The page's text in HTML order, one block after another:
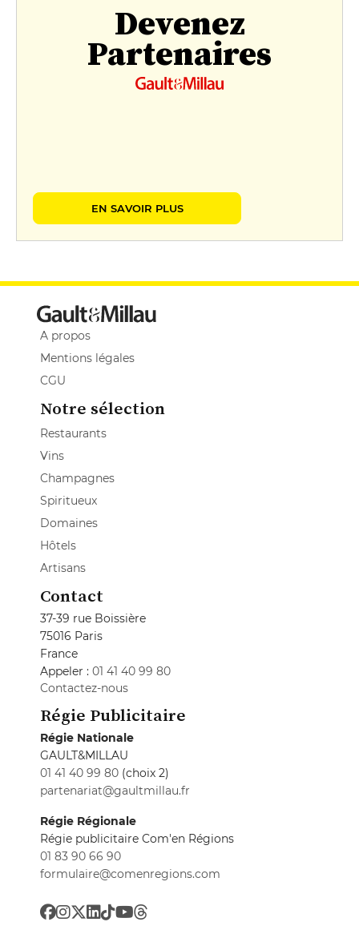
Devenez
Partenaires
EN SAVOIR PLUS
A propos
Mentions légales
CGU
Notre sélection
Restaurants
Vins
Champagnes
Spiritueux
Domaines
Hôtels
Artisans
Contact
37-39 rue Boissière
75016 Paris
France
Appeler : 01 41 40 99 80
Contactez-nous
Régie Publicitaire
Régie Nationale
GAULT&MILLAU
01 41 40 99 80 (choix 2)
partenariat@gaultmillau.fr
Régie Régionale
Régie publicitaire Com'en Régions
01 83 90 66 90
formulaire@comenregions.com